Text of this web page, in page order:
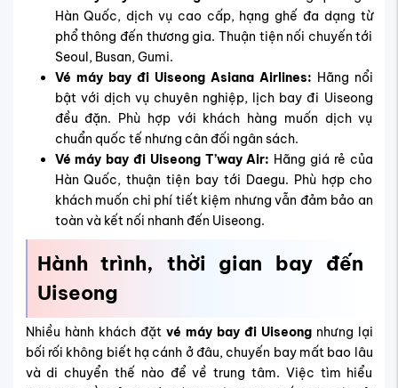
Hàn Quốc, dịch vụ cao cấp, hạng ghế đa dạng từ
phổ thông đến thương gia. Thuận tiện nối chuyến tới
Seoul, Busan, Gumi.
Vé máy bay đi Uiseong Asiana Airlines: Hãng nổi
bật với dịch vụ chuyên nghiệp, lịch bay đi Uiseong
đều đặn. Phù hợp với khách hàng muốn dịch vụ
chuẩn quốc tế nhưng cân đối ngân sách.
Vé máy bay đi Uiseong T’way Air: Hãng giá rẻ của
Hàn Quốc, thuận tiện bay tới Daegu. Phù hợp cho
khách muốn chi phí tiết kiệm nhưng vẫn đảm bảo an
toàn và kết nối nhanh đến Uiseong.
Hành trình, thời gian bay đến
Uiseong
Nhiều hành khách đặt vé máy bay đi Uiseongnhưng lại
bối rối không biết hạ cánh ở đâu, chuyến bay mất bao lâu
và di chuyển thế nào để về trung tâm. Việc tìm hiểu